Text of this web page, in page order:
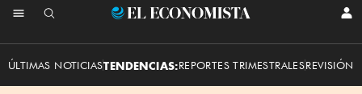
El
ÚLTIMAS NOTICIASTENDENCIAS:REPORTES TRIMESTRALESREVISIÓN